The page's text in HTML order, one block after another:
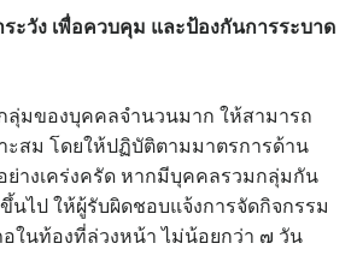
วัง เพื่อควบคุม และป้องกันการระบาด
ลุ่มของบุคคลจำนวนมาก ให้สามารถ
ะสม โดยให้ปฏิบัติตามมาตรการด้าน
างเคร่งครัด หากมีบุคคลรวมกลุ่มกัน
นไป ให้ผู้รับผิดชอบแจ้งการจัดกิจกรรม
อในท้องที่ล่วงหน้า ไม่น้อยกว่า ๗ วัน